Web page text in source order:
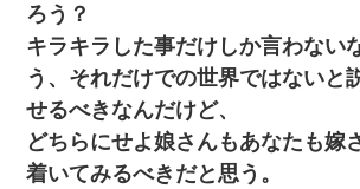
ろう？
キラキラした事だけしか言わない
う、それだけでの世界ではないと
せるべきなんだけど、
どちらにせよ娘さんもあなたも嫁
着いてみるべきだと思う。